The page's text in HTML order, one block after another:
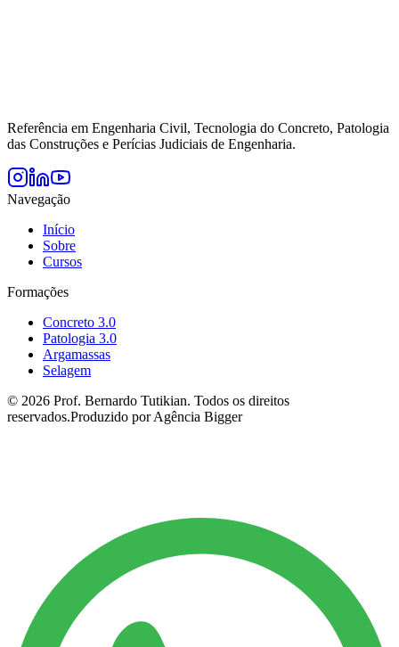
Referência em Engenharia Civil, Tecnologia do Concreto, Patologia
das Construções e Perícias Judiciais de Engenharia.
Navegação
Início
Sobre
Cursos
Formações
Concreto 3.0
Patologia 3.0
Argamassas
Selagem
© 2026 Prof. Bernardo Tutikian. Todos os direitos
reservados.Produzido por Agência Bigger